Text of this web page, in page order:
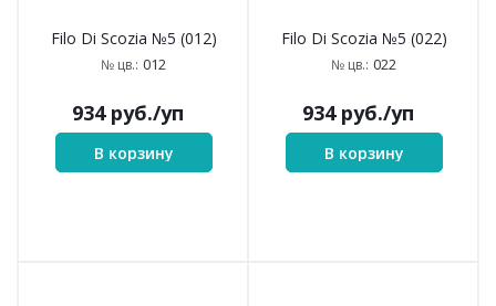
Filo Di Scozia №5 (012)
№ цв.: 012
934руб./уп
В корзину
Filo Di Scozia №5 (022)
№ цв.: 022
934руб./уп
В корзину